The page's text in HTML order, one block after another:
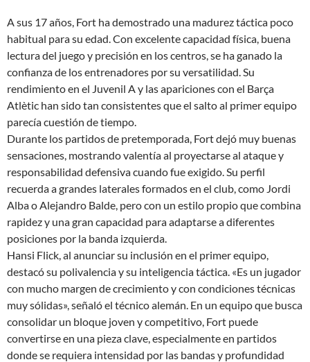
A sus 17 años, Fort ha demostrado una madurez táctica poco
habitual para su edad. Con excelente capacidad física, buena
lectura del juego y precisión en los centros, se ha ganado la
confianza de los entrenadores por su versatilidad. Su
rendimiento en el Juvenil A y las apariciones con el Barça
Atlètic han sido tan consistentes que el salto al primer equipo
parecía cuestión de tiempo.
Durante los partidos de pretemporada, Fort dejó muy buenas
sensaciones, mostrando valentía al proyectarse al ataque y
responsabilidad defensiva cuando fue exigido. Su perfil
recuerda a grandes laterales formados en el club, como Jordi
Alba o Alejandro Balde, pero con un estilo propio que combina
rapidez y una gran capacidad para adaptarse a diferentes
posiciones por la banda izquierda.
Hansi Flick, al anunciar su inclusión en el primer equipo,
destacó su polivalencia y su inteligencia táctica. «Es un jugador
con mucho margen de crecimiento y con condiciones técnicas
muy sólidas», señaló el técnico alemán. En un equipo que busca
consolidar un bloque joven y competitivo, Fort puede
convertirse en una pieza clave, especialmente en partidos
donde se requiera intensidad por las bandas y profundidad